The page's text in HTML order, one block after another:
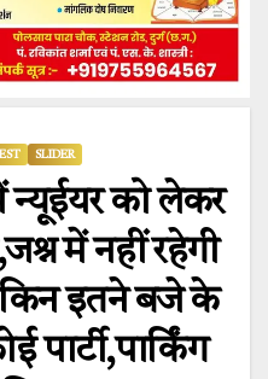
SLIDER
न्यूईयर को लेकर
में नहीं रहेगी
इतने बजे के
पार्टी,पार्किंग